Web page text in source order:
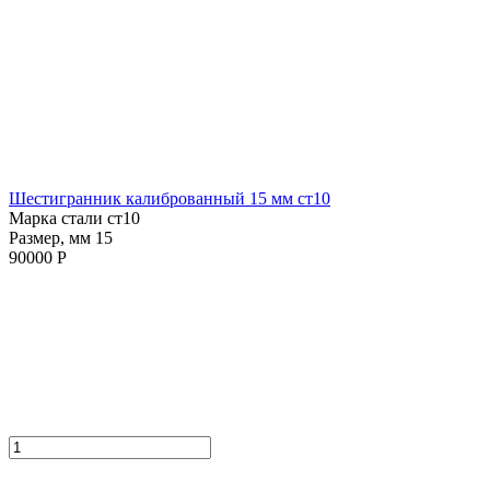
Шестигранник калиброванный 15 мм ст10
Марка стали ст10
Размер, мм 15
90000 Р